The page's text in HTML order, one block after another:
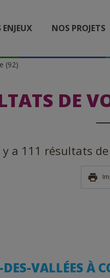
ENJEUX NOS PROJETS
(92)
DE
y a 111 résultats
VALLÉES À